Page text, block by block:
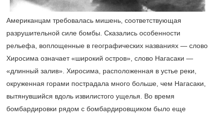
Американцам требовалась мишень, соответствующая
разрушительной силе бомбы. Сказались особенности
рельефа, воплощенные в географических названиях — слово
Хиросима означает «широкий остров», слово Нагасаки —
«длинный залив». Хиросима, расположенная в устье реки,
окруженная горами пострадала много больше, чем Нагасаки,
вытянувшийся вдоль извилистого ущелья. Во время
бомбардировки рядом с бомбардировщиком было еще